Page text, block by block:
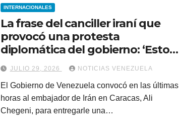
INTERNACIONALES
La frase del canciller iraní que
provocó una protesta
diplomática del gobierno: ‘Esto
no es Venezuela’
JULIO 29, 2026 NOTICIAS VENEZUELA
El Gobierno de Venezuela convocó en las últimas
horas al embajador de Irán en Caracas, Ali
Chegeni, para entregarle una…